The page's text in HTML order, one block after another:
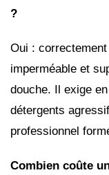
?
Oui :
imperméable et
douche. Il exige
détergents
professionnel
Combien coûte